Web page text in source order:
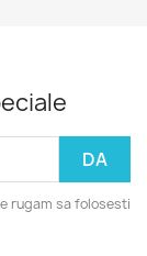
rugam sa folosesti